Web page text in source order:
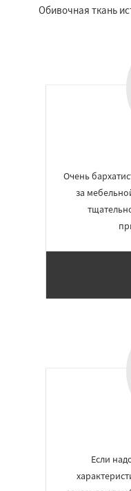
Обивочная ткань
Очень
за
Если